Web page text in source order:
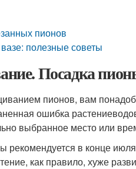
пионов
полезные советы
Посадка
пионов, вам
ошибка
выбранное место или
в конце
как правило, хуже